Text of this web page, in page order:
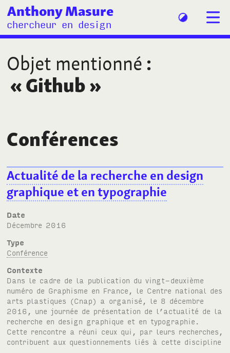
Anthony Masure
chercheur en design
Objet mentionné :
«Github»
Conférences
Actualité de la recherche en design
graphique et en typographie
Date
décembre 2016
Type
Conférence
Contexte
Dans le cadre de la publication du vingt-deuxième
numéro de Graphisme en France, le Centre national des
arts plastiques (Cnap) a organisé, le 8 décembre
2016, une journée de présentation de l’actualité de la
recherche en design graphique et en typographie.
Cette rencontre a réuni ceux qui, par leurs recherches,
contribuent aux questionnements liés à cette discipline